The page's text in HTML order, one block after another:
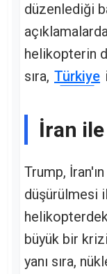
düzenlediği
helikopterin
sıra, Türkiye
İran
Trump,
düşürülmesi
büyük bir
yanı sıra,